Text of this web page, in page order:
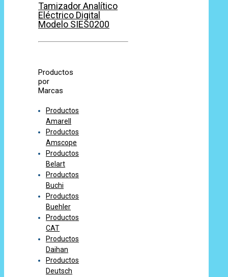
Tamizador Analítico
Eléctrico Digital
Modelo SIES0200
Productos
por
Marcas
Productos
Amarell
Productos
Amscope
Productos
Belart
Productos
Buchi
Productos
Buehler
Productos
CAT
Productos
Daihan
Productos
Deutsch